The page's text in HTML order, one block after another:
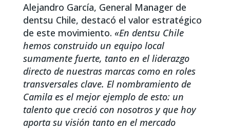
Alejandro García, General Manager de
dentsu Chile, destacó el valor estratégico
de este movimiento. «En dentsu Chile
hemos construido un equipo local
sumamente fuerte, tanto en el liderazgo
directo de nuestras marcas como en roles
transversales clave. El nombramiento de
Camila es el mejor ejemplo de esto: un
talento que creció con nosotros y que hoy
aporta su visión tanto en el mercado